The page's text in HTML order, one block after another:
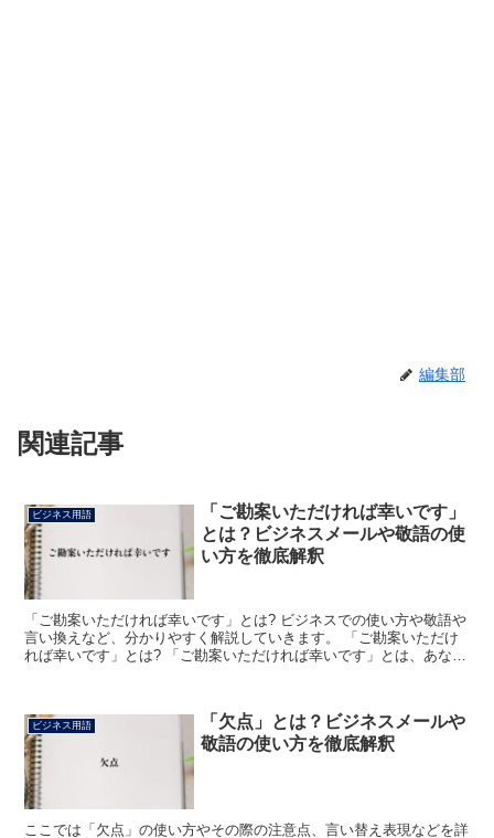
編集部
関連記事
ビジネス用語
「ご勘案いただければ幸いです」
とは？ビジネスメールや敬語の使
い方を徹底解釈
「ご勘案いただければ幸いです」とは? ビジネスでの使い方や敬語や
言い換えなど、分かりやすく解説していきます。 「ご勘案いただけ
れば幸いです」とは? 「ご勘案いただければ幸いです」とは、あなた
ビジネス用語
「欠点」とは？ビジネスメールや
敬語の使い方を徹底解釈
ここでは「欠点」の使い方やその際の注意点、言い替え表現などを詳